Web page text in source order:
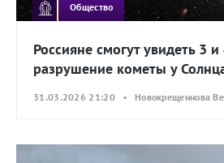
Общество
Россияне смогут увидеть 3
разрушение кометы у
31.03.2026 21:20 • Новокрещеннова